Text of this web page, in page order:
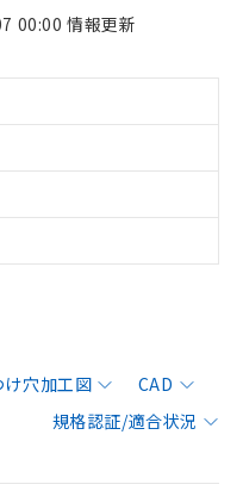
00:00 情報更新
け穴加工図
CAD
規格認証/適合状況